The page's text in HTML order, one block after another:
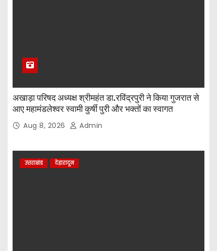
अखाड़ा परिषद अध्यक्ष श्रीमहंत डा.रविंद्रपुरी ने किया गुजरात से
आए महामंडलेश्वर स्वामी कुर्षी पुरी और भक्तों का स्वागत
Aug 8, 2026 Admin
उत्तराखंड देहारादून